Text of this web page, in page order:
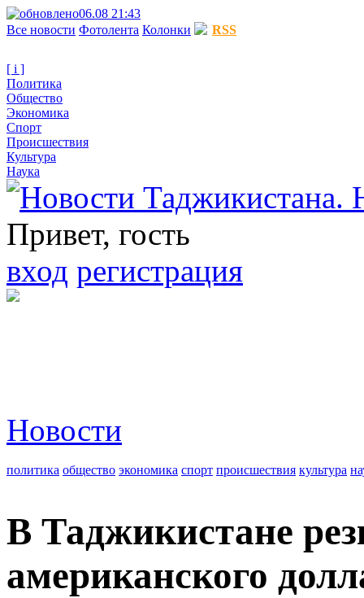
06.08 21:43
Все новости Фотолента Колонки RSS
[ i ]
Политика
Общество
Экономика
Спорт
Происшествия
Культура
Наука
Привет, гость
вход регистрация
Новости
политика общество экономика спорт происшествия культура
В Таджикистане
американского